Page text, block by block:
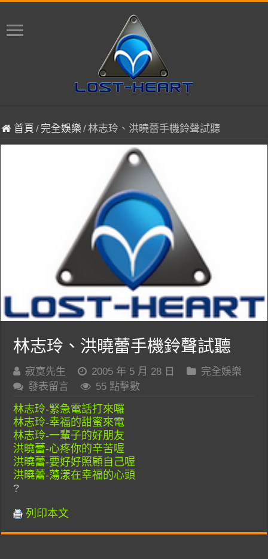
首頁 / 完全娛樂 /林志玲、洪曉蕾手機鈴聲試聽
林志玲、洪曉蕾手機鈴聲試聽
寂寞先生 2005 年 5 月 28 日
完全娛樂
發表留言
55 點擊數
林志玲-緊急電話打來囉
林志玲-幸福的甜蜜來電
林志玲-一輩子的好朋友
洪曉蕾-心疼你的辛苦喔
洪曉蕾-要好好照顧自己喔
洪曉蕾-蕩漾在幸福的心頭
?
列印本文